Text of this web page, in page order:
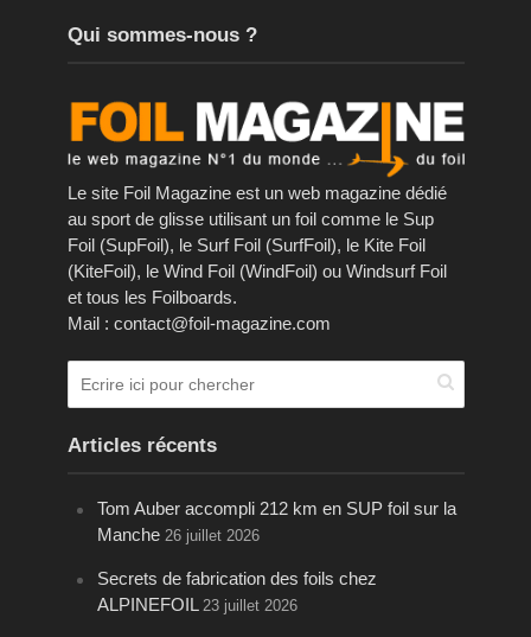
Qui sommes-nous ?
Le site Foil Magazine est un web magazine dédié
au sport de glisse utilisant un foil comme le Sup
Foil (SupFoil), le Surf Foil (SurfFoil), le Kite Foil
(KiteFoil), le Wind Foil (WindFoil) ou Windsurf Foil
et tous les Foilboards.
Mail : contact@foil-magazine.com
Articles récents
Tom Auber accompli 212 km en SUP foil sur la
Manche 26 juillet 2026
Secrets de fabrication des foils chez
ALPINEFOIL 23 juillet 2026